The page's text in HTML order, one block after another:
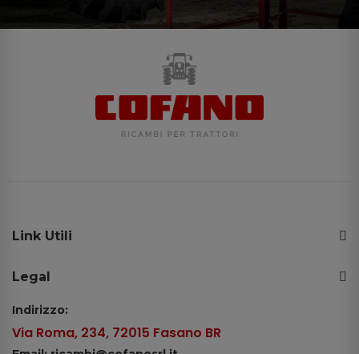
Link Utili
Legal
Indirizzo:
Via Roma, 234, 72015 Fasano BR